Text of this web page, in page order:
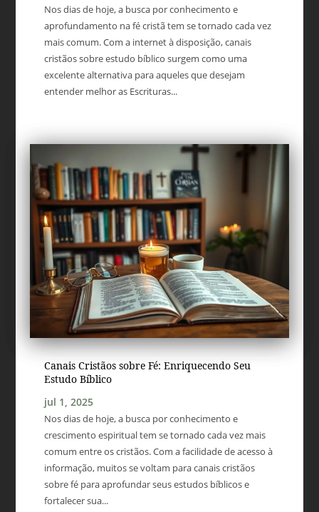
Nos dias de hoje, a busca por conhecimento e
aprofundamento na fé cristã tem se tornado cada vez
mais comum. Com a internet à disposição, canais
cristãos sobre estudo bíblico surgem como uma
excelente alternativa para aqueles que desejam
entender melhor as Escrituras...
Canais Cristãos sobre Fé: Enriquecendo Seu
Estudo Bíblico
jul 1, 2025
Nos dias de hoje, a busca por conhecimento e
crescimento espiritual tem se tornado cada vez mais
comum entre os cristãos. Com a facilidade de acesso à
informação, muitos se voltam para canais cristãos
sobre fé para aprofundar seus estudos bíblicos e
fortalecer sua...